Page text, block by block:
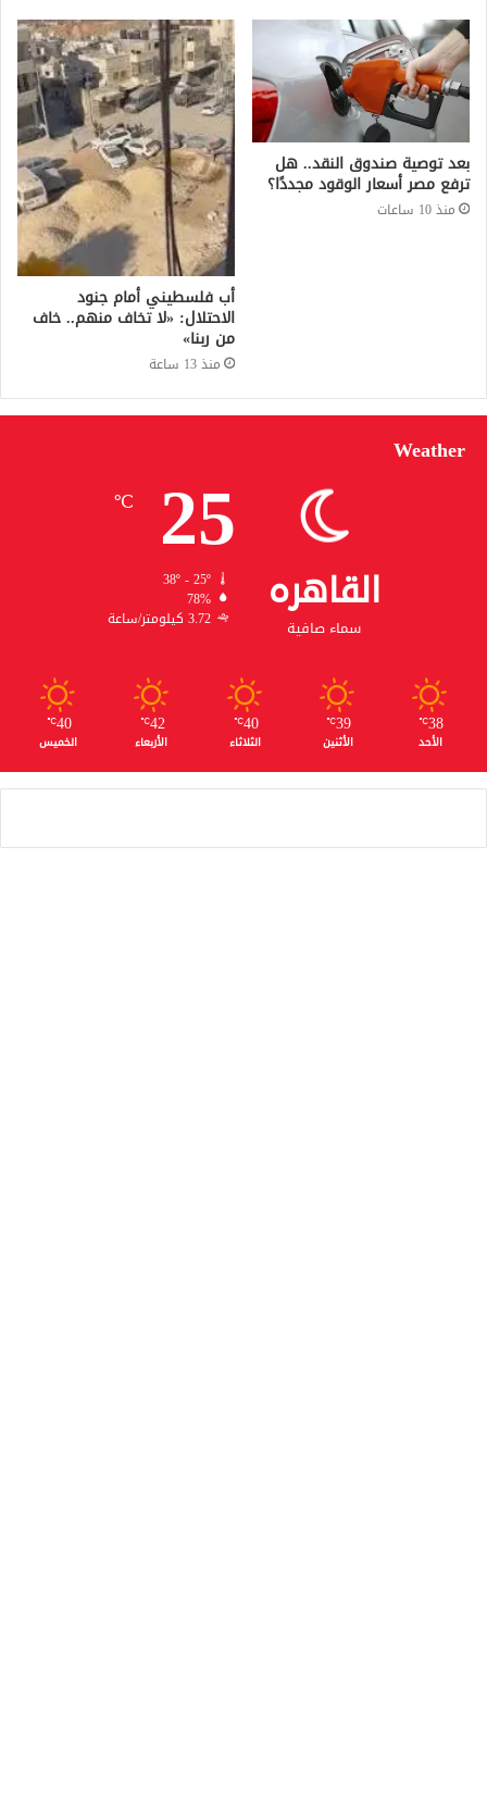
بعد توصية صندوق النقد.. هل
ترفع مصر أسعار الوقود مجددًا؟
منذ 10 ساعات
أب فلسطيني أمام جنود
الاحتلال: «لا تخاف منهم.. خاف
من ربنا»
منذ 13 ساعة
Weather
القاهره
سماء صافية
25
℃
38º - 25º
78%
3.72 كيلومتر/ساعة
38
℃
الأحد
39
℃
الأثنين
40
℃
الثلاثاء
42
℃
الأربعاء
40
℃
الخميس